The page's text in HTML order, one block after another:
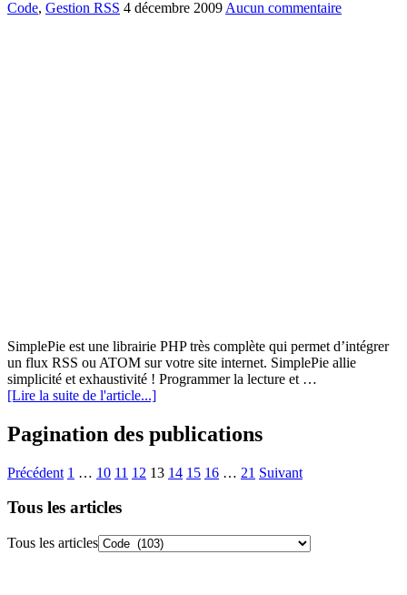
Code, Gestion RSS 4 décembre 2009 Aucun commentaire
SimplePie est une librairie PHP très complète qui permet d’intégrer
un flux RSS ou ATOM sur votre site internet. SimplePie allie
simplicité et exhaustivité ! Programmer la lecture et …
[Lire la suite de l'article...]
Pagination des publications
Précédent 1 … 10 11 12 13 14 15 16 … 21 Suivant
Tous les articles
Tous les articles